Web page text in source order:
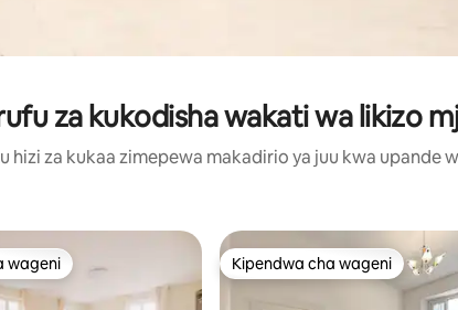
za kukodisha wakati wa likizo
hizi za kukaa zimepewa makadirio ya juu kwa upande
wageni
wageni Kipendwa cha wageni
Kipendwa cha wageni